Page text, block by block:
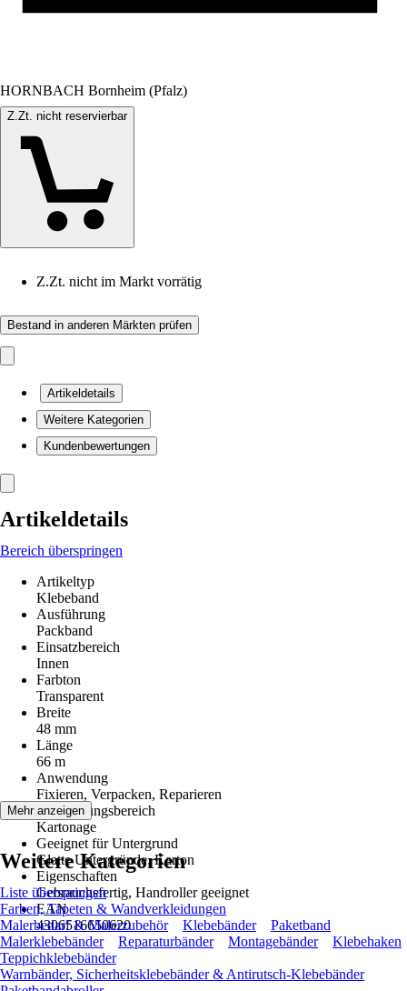
HORNBACH Bornheim (Pfalz)
Z.Zt. nicht reservierbar
Z.Zt. nicht im Markt vorrätig
Bestand in anderen Märkten prüfen
Artikeldetails
Weitere Kategorien
Kundenbewertungen
Artikeldetails
Bereich überspringen
Artikeltyp
Klebeband
Ausführung
Packband
Einsatzbereich
Innen
Farbton
Transparent
Breite
48 mm
Länge
66 m
Anwendung
Fixieren, Verpacken, Reparieren
Anwendungsbereich
Kartonage
Geeignet für Untergrund
Glatte Untergründe, Karton
Eigenschaften
Gebrauchsfertig, Handroller geeignet
EAN
4306516650620
Mehr anzeigen
Weitere Kategorien
Liste überspringen
Farben, Tapeten & Wandverkleidungen
Malerbedarf & Malerzubehör
Klebebänder
Paketband
Malerklebebänder
Reparaturbänder Montagebänder
Klebehaken
Teppichklebebänder
Warnbänder, Sicherheitsklebebänder & Antirutsch-Klebebänder